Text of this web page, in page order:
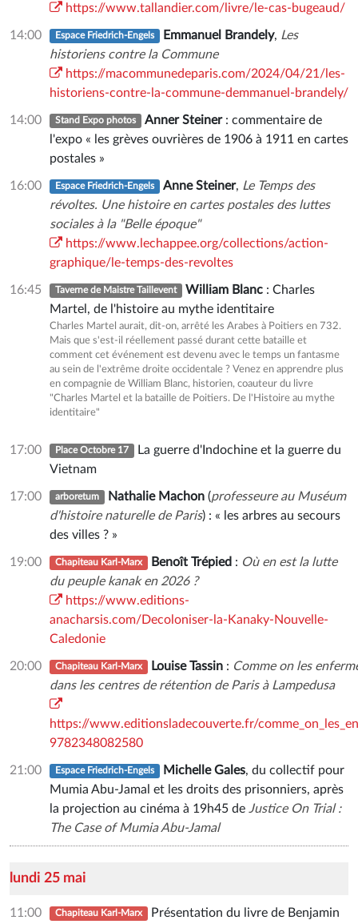
https://www.tallandier.com/livre/le-cas-bugeaud/
14:00 Espace Friedrich-Engels Emmanuel Brandely, Les
historiens contre la Commune
https://macommunedeparis.com/2024/04/21/les-
historiens-contre-la-commune-demmanuel-brandely/
14:00 Stand Expo photos Anner Steiner: commentaire de
l'expo « les grèves ouvrières de 1906 à 1911 en cartes
postales »
16:00 Espace Friedrich-Engels Anne Steiner, Le Temps des
révoltes. Une histoire en cartes postales des luttes
sociales à la "Belle époque"
https://www.lechappee.org/collections/action-
graphique/le-temps-des-revoltes
16:45 Taverne de Maistre Taillevent William Blanc : Charles
Martel, de l'histoire au mythe identitaire
Charles Martel aurait, dit-on, arrêté les Arabes à Poitiers en 732.
Mais que s'est-il réellement passé durant cette bataille et
comment cet événement est devenu avec le temps un fantasme
au sein de l'extrême droite occidentale ? Venez en apprendre plus
en compagnie de William Blanc, historien, coauteur du livre
"Charles Martel et la bataille de Poitiers. De l'Histoire au mythe
identitaire"
17:00 Place Octobre 17
La guerre d'Indochine et la guerre du
Vietnam
17:00 arboretum Nathalie Machon (professeure au Muséum
d'histoire naturelle de Paris) : « les arbres au secours
des villes ? »
19:00 Chapiteau Karl-Marx Benoît Trépied : Où en est la lutte
du peuple kanak en 2026 ?
https://www.editions-
anacharsis.com/Decoloniser-la-Kanaky-Nouvelle-
Caledonie
20:00 Chapiteau Karl-Marx Louise Tassin : Comme on les
dans les centres de rétention de Paris à Lampedusa
https://www.editionsladecouverte.fr/
9782348082580
21:00 Espace Friedrich-Engels Michelle Gales, du collectif pour
Mumia Abu-Jamal et les droits des prisonniers, après
la projection au cinéma à 19h45 de Justice On Trial :
The Case of Mumia Abu-Jamal
lundi 25 mai
11:00 Chapiteau Karl-Marx
Présentation du livre de Benjamin